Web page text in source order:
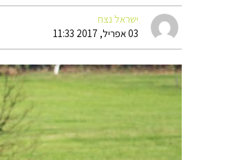
ישראל נצח
03 אפריל, 2017 11:33